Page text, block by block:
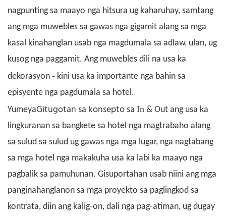
nagpunting sa maayo nga hitsura ug kaharuhay, samtang
ang mga muwebles sa gawas nga gigamit alang sa mga
kasal kinahanglan usab nga magdumala sa adlaw, ulan, ug
kusog nga paggamit. Ang muwebles dili na usa ka
dekorasyon - kini usa ka importante nga bahin sa
episyente nga pagdumala sa hotel.
YumeyaGitugotan sa konsepto sa In & Out ang usa ka
lingkuranan sa bangkete sa hotel nga magtrabaho alang
sa sulud sa sulud ug gawas nga mga lugar, nga nagtabang
sa mga hotel nga makakuha usa ka labi ka maayo nga
pagbalik sa pamuhunan. Gisuportahan usab niini ang mga
panginahanglanon sa mga proyekto sa paglingkod sa
kontrata, diin ang kalig-on, dali nga pag-atiman, ug dugay